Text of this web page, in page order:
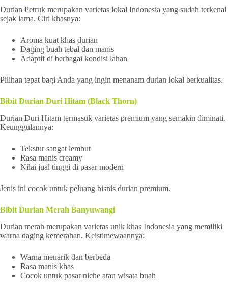
Durian Petruk merupakan varietas lokal Indonesia yang sudah terkenal
sejak lama. Ciri khasnya:
Aroma kuat khas durian
Daging buah tebal dan manis
Adaptif di berbagai kondisi lahan
Pilihan tepat bagi Anda yang ingin menanam durian lokal berkualitas.
Bibit Durian Duri Hitam (Black Thorn)
Durian Duri Hitam termasuk varietas premium yang semakin diminati.
Keunggulannya:
Tekstur sangat lembut
Rasa manis creamy
Nilai jual tinggi di pasar modern
Jenis ini cocok untuk peluang bisnis durian premium.
Bibit Durian Merah Banyuwangi
Durian merah merupakan varietas unik khas Indonesia yang memiliki
warna daging kemerahan. Keistimewaannya:
Warna menarik dan berbeda
Rasa manis khas
Cocok untuk pasar niche atau wisata buah